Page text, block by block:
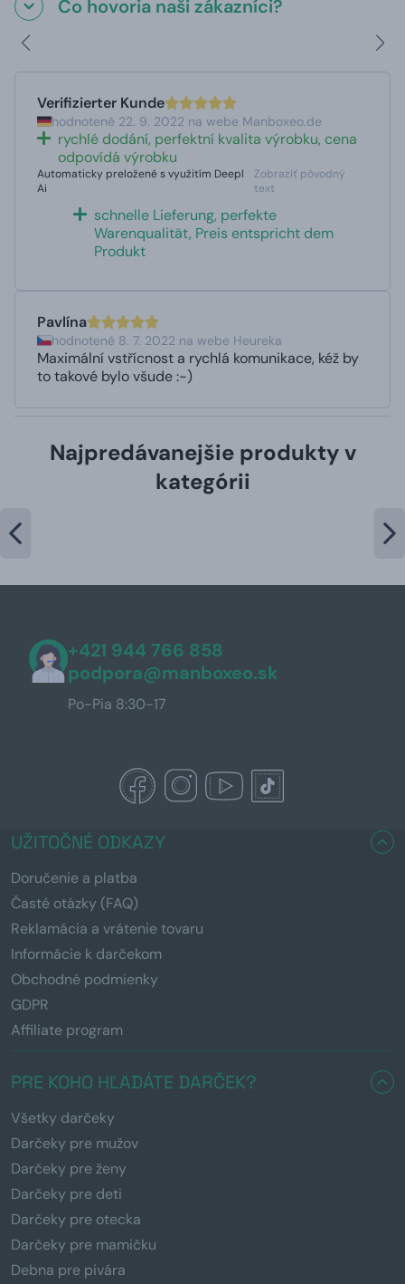
Čo hovoria naši zákazníci?
Verifizierter Kunde
hodnotené 22. 9. 2022 na webe Manboxeo.de
rychlé dodání, perfektní kvalita výrobku, cena
odpovídá výrobku
Automaticky preložené s využitím Deepl
Ai
Zobraziť pôvodný
text
schnelle Lieferung, perfekte
Warenqualität, Preis entspricht dem
Produkt
Pavlína
hodnotené 8. 7. 2022 na webe Heureka
Maximální vstřícnost a rychlá komunikace, kéž by
to takové bylo všude :-)
Najpredávanejšie produkty v
kategórii
+421 944 766 858
podpora@manboxeo.sk
Po-Pia 8:30-17
UŽITOČNÉ ODKAZY
Doručenie a platba
Časté otázky (FAQ)
Reklamácia a vrátenie tovaru
Informácie k darčekom
Obchodné podmienky
GDPR
Affiliate program
PRE KOHO HĽADÁTE DARČEK?
Všetky darčeky
Darčeky pre mužov
Darčeky pre ženy
Darčeky pre deti
Darčeky pre otecka
Darčeky pre mamičku
Debna pre pivára